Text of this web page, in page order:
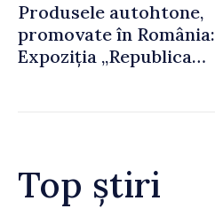
Produsele autohtone,
promovate în România:
Expoziția „Republica
Top știri